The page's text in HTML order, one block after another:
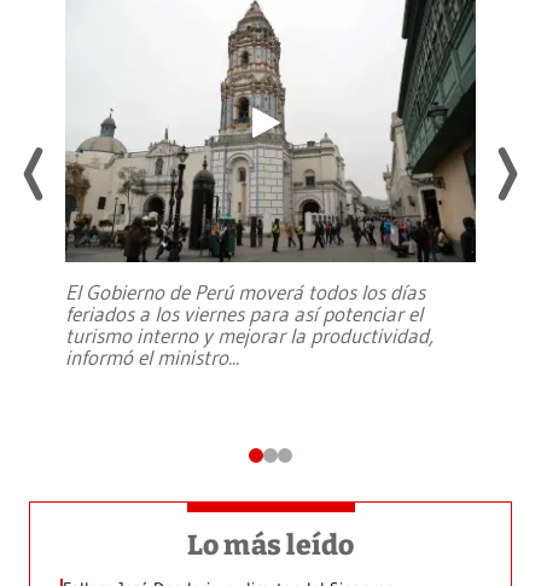
El Gobierno de Perú moverá todos los días
feriados a los viernes para así potenciar el
turismo interno y mejorar la productividad,
informó el ministro...
Lo más leído